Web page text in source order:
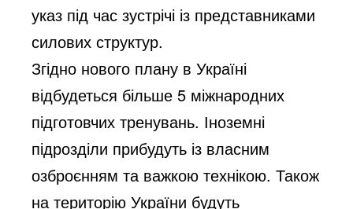
указ під час зустрічі із представниками
силових структур.
Згідно нового плану в Україні
відбудеться більше 5 міжнародних
підготовчих тренувань. Іноземні
підрозділи прибудуть із власним
озброєнням та важкою технікою. Також
на територію України будуть